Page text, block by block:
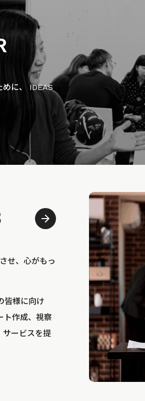
めに、 IDEAS
せ、心がもっ
皆様に向け
ト作成、視察
サービスを提